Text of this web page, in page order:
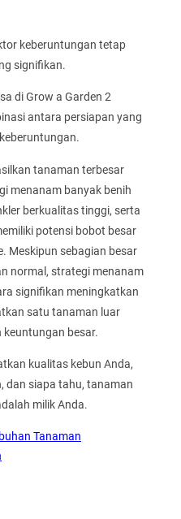
keberuntungan tetap
signifikan.
di Grow a Garden 2
antara persiapan yang
tanaman terbesar
menanam banyak benih
berkualitas tinggi, serta
potensi bobot besar
Meskipun sebagian besar
normal, strategi menanam
signifikan meningkatkan
satu tanaman luar
keuntungan besar.
kualitas kebun Anda,
dan siapa tahu, tanaman
milik Anda.
Tanaman